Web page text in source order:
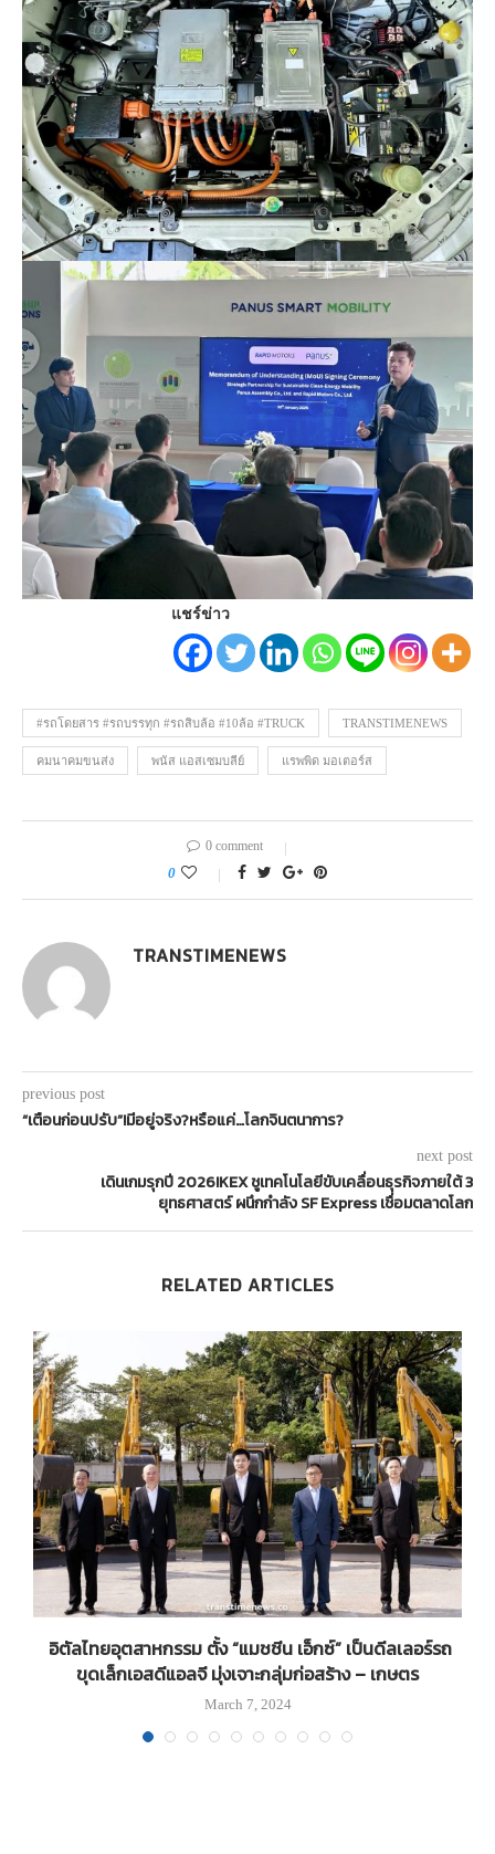
แชร์ข่าว
#รถโดยสาร #รถบรรทุก #รถสิบล้อ #10ล้อ #TRUCK TRANSTIMENEWS
คมนาคมขนส่ง พนัส แอสเซมบลีย์ แรพพิด มอเตอร์ส
0 comment
0
TRANSTIMENEWS
previous post
“เตือนก่อนปรับ”!มีอยู่จริง?หรือแค่…โลกจินตนาการ?
next post
เดินเกมรุกปี 2026!KEX ชูเทคโนโลยีขับเคลื่อนธุรกิจภายใต้ 3
ยุทธศาสตร์ ผนึกกำลัง SF Express เชื่อมตลาดโลก
RELATED ARTICLES
อิตัลไทยอุตสาหกรรม ตั้ง “แมชชีน เอ็กซ์” เป็นดีลเลอร์รถ
ขุดเล็กเอสดีแอลจี มุ่งเจาะกลุ่มก่อสร้าง – เกษตร
March 7, 2024